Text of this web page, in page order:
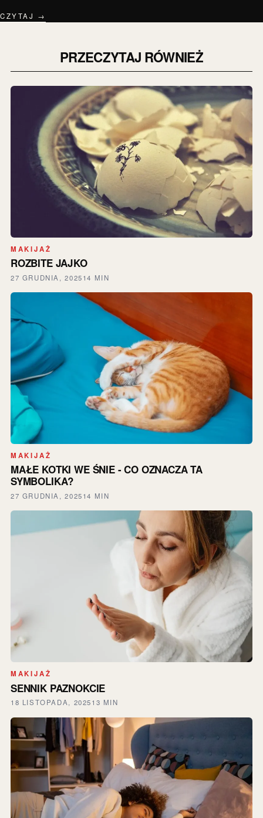
CZYTAJ →
PRZECZYTAJ RÓWNIEŻ
MAKIJAŻ
ROZBITE JAJKO
27 GRUDNIA, 202514 MIN
MAKIJAŻ
MAŁE KOTKI WE ŚNIE - CO OZNACZA TA
SYMBOLIKA?
27 GRUDNIA, 202514 MIN
MAKIJAŻ
SENNIK PAZNOKCIE
18 LISTOPADA, 202513 MIN